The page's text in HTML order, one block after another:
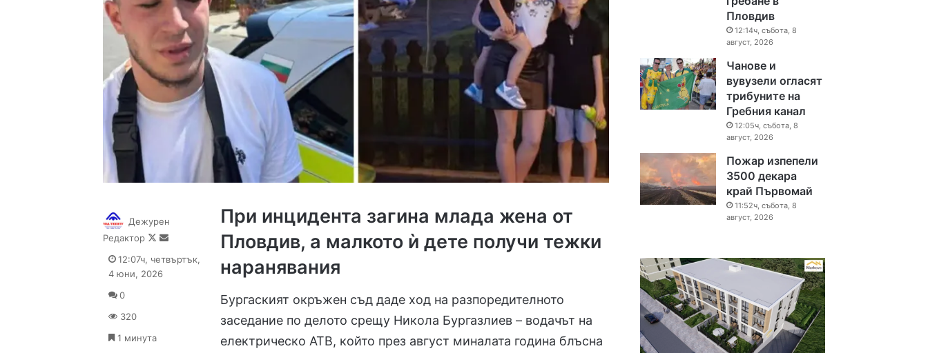
При инцидента загина млада жена от
Пловдив, а малкото ѝ дете получи тежки
наранявания
Бургаският окръжен съд даде ход на разпоредителното
заседание по делото срещу Никола Бургазлиев – водачът на
електрическо АТВ, който през август миналата година блъсна
Дежурен
Редактор
Follow
X
Send
email
12:07ч, четвъртък,
4 юни, 2026
0
320
1 минута
Пловдив
12:14ч, събота, 8
август, 2026
Чанове и
вувузели огласят
трибуните на
Гребния канал
12:05ч, събота, 8
август, 2026
Пожар изпепели
3500 декара
край Първомай
11:52ч, събота, 8
август, 2026